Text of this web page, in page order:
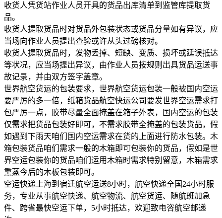
收货人凭货站作业人员开具的货品出库清单到监管库提取货
品。
收货人提取货品时对货品外包装状态或货品分量如有异议，应
当场向作业人员提出查验或许从头过磅核对。
收货人提取货品时，发物丢掉、短缺、变质、损坏或延误抵达
等状况，应当场提出异议，由作业人员按规则出具货品运送事
故记录，并由双方签字盖章。
世界航空货运的包装要求，世界航空货运包装一般被国内空运
要严厉的多一倍，纸箱货品航空快运公司要发世界空运需求打
包严厉一点，胶带尽量全面掩盖在箱子外表，国内空运的包装
仅需求把货品包装好即可，不需求胶带全掩盖的包装货品，假
如遇到下雨天咱们国内空运需求在货的上面进行防水包装。木
箱包装货品咱们需求一般的木箱即可包装你的货品，假如是世
界空运包装你的货品咱们运用木箱时需求特别留意，木箱需求
熏蒸今后的木板包装即可。
空运快递上海到宿迁航空运送8小时，航空快递全国24小时服
务，专业从事航空快递、航空物流、航空货运、随航班加急
件、跨省最快空运下单，5小时抵达，欢迎致电咨航空邮递